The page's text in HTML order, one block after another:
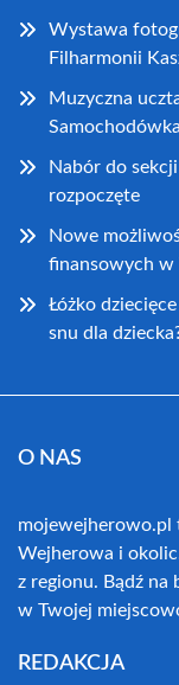
Wystawa
Filharmonii
Muzyczna
Nabór do
rozpoczęte
Nowe
finansowych
Łóżko
snu dla
O NAS
mojewejherowo.pl
Wejherowa i
z regionu. Bądź na
w Twojej
REDAKCJA